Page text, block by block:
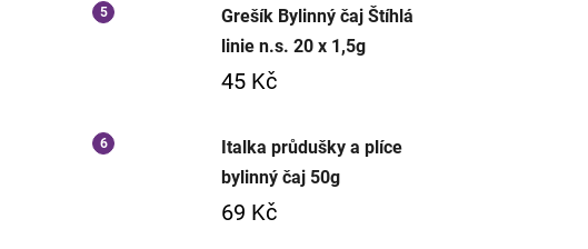
Grešík Bylinný čaj Štíhlá
linie n.s. 20 x 1,5g
45 Kč
Italka průdušky a plíce
bylinný čaj 50g
69 Kč